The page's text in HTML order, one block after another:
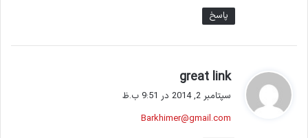
پاسخ
great link
ف
:
سپتامبر 2, 2014 در 9:51 ب.ظ
Barkhimer@gmail.com